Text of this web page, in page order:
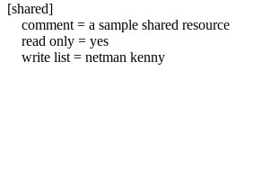
[shared]
comment = a sample shared resource
read only = yes
write list = netman kenny